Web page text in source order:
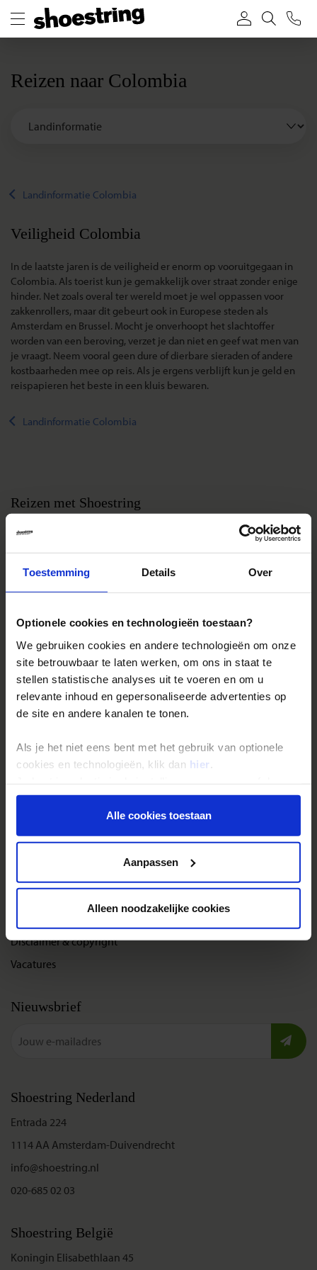
Toestemming Details Over
Optionele cookies en technologieën toestaan?
We gebruiken cookies en andere technologieën om onze
site betrouwbaar te laten werken, om ons in staat te
stellen statistische analyses uit te voeren en om u
relevante inhoud en gepersonaliseerde advertenties op
de site en andere kanalen te tonen.
Als je het niet eens bent met het gebruik van optionele
cookies en technologieën, klik dan hier
onder aan de pagina op elk gewenst moment voor de
toekomst wijzigen.Alle cookies toestaan
Aanpassen
Alleen noodzakelijke cookies
Reizen naar Colombia
Landinformatie Colombia
Veiligheid Colombia
In de laatste jaren is de veiligheid er enorm op vooruitgegaan in
Colombia. Als toerist kun je gemakkelijk over straat zonder enige
hinder. Net zoals overal ter wereld moet je wel oppassen voor
zakkenrollers, maar dit gebeurt ook in Europese steden als
Amsterdam en Brussel. Mocht je onverhoopt het slachtoffer
worden van een beroving, verzet je dan niet en geef wat men van
je vraagt. Neem vooral geen dure of dierbare sieraden of andere
kostbaarheden mee op reis. Als je ergens verblijft kun je geld en
reispapieren het beste in een kluis bewaren.
Landinformatie Colombia
Reizen met Shoestring
De belangrijkste info op een rij
Bestemmingen
Duurzaam reizen
Reis- en annuleringsvoorwaarden
Veelgestelde vragen
Inloggen op mijn.Shoestring
Reisthema's
Groepsreizen
Festivalreizen
Nieuwe reizen
Over Shoestring
Disclaimer & copyright
Vacatures
Nieuwsbrief
Shoestring Nederland
Entrada 224
1114 AA Amsterdam-Duivendrecht
info@shoestring.nl
020-685 02 03
Shoestring België
Koningin Elisabethlaan 45